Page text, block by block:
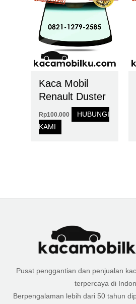
Kaca Mobil
Renault Duster
Rp100.000
HUBUNGI
KAMI
Pusat penggantian dan penjualan
terpercaya di
Berpengalaman lebih dari 50 tahun